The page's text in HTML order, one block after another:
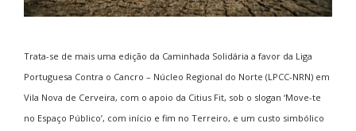
Trata-se de mais uma edição da Caminhada Solidária a favor da Liga
Portuguesa Contra o Cancro – Núcleo Regional do Norte (LPCC-NRN) em
Vila Nova de Cerveira, com o apoio da Citius Fit, sob o slogan ‘Move-te
no Espaço Público’, com início e fim no Terreiro, e um custo simbólico